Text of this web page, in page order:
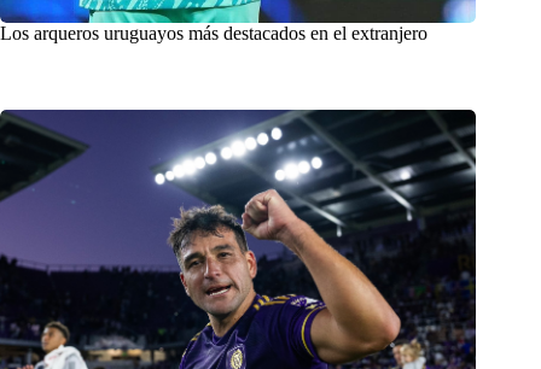
Los arqueros uruguayos más destacados en el extranjero